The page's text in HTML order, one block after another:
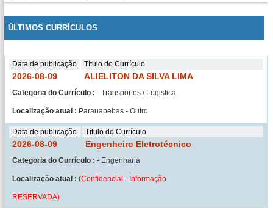
ÚLTIMOS CURRÍCULOS
Data de publicação Título do Currículo
2026-08-09 ALIELITON DA SILVA LIMA
Categoria do Currículo : - Transportes / Logistica
Localização atual : Parauapebas - Outro
Data de publicação Título do Currículo
2026-08-09 Engenheiro Eletrotécnico
Categoria do Currículo : - Engenharia
Localização atual : (Confidencial - Informação
RESERVADA)